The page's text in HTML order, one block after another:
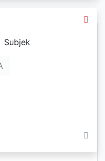
Subjek